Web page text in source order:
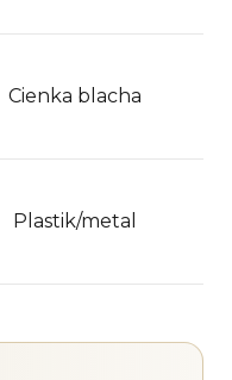
Cienka blacha
Plastik/metal